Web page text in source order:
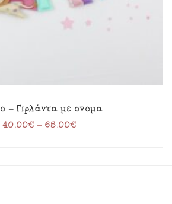
– Γιρλάντα με όνομα
40.00€ – 65.00€